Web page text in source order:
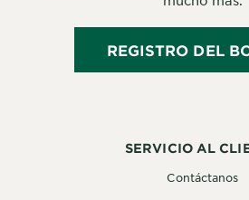
SERVICIO AL
Contáctanos
REGISTRO DEL